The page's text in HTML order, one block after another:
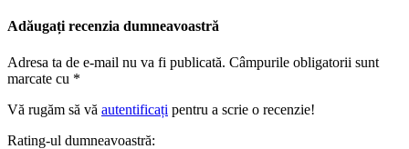
Adăugați recenzia dumneavoastră
Adresa ta de e-mail nu va fi publicată. Câmpurile obligatorii sunt
marcate cu *
Vă rugăm să vă autentificați pentru a scrie o recenzie!
Rating-ul dumneavoastră: